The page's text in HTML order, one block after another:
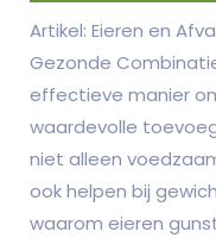
Artikel: Eieren en
Gezonde
effectieve manier
waardevolle
niet alleen
ook helpen bij
waarom eieren